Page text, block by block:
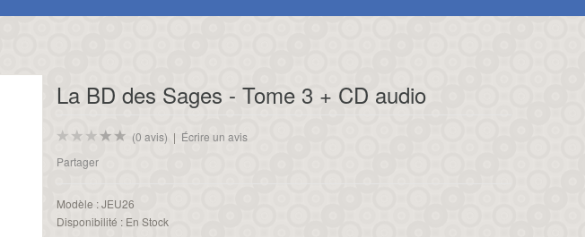
La BD des Sages - Tome 3 + CD audio
(0 avis) | Écrire un avis
Partager
Modèle :JEU26
Disponibilité :En Stock